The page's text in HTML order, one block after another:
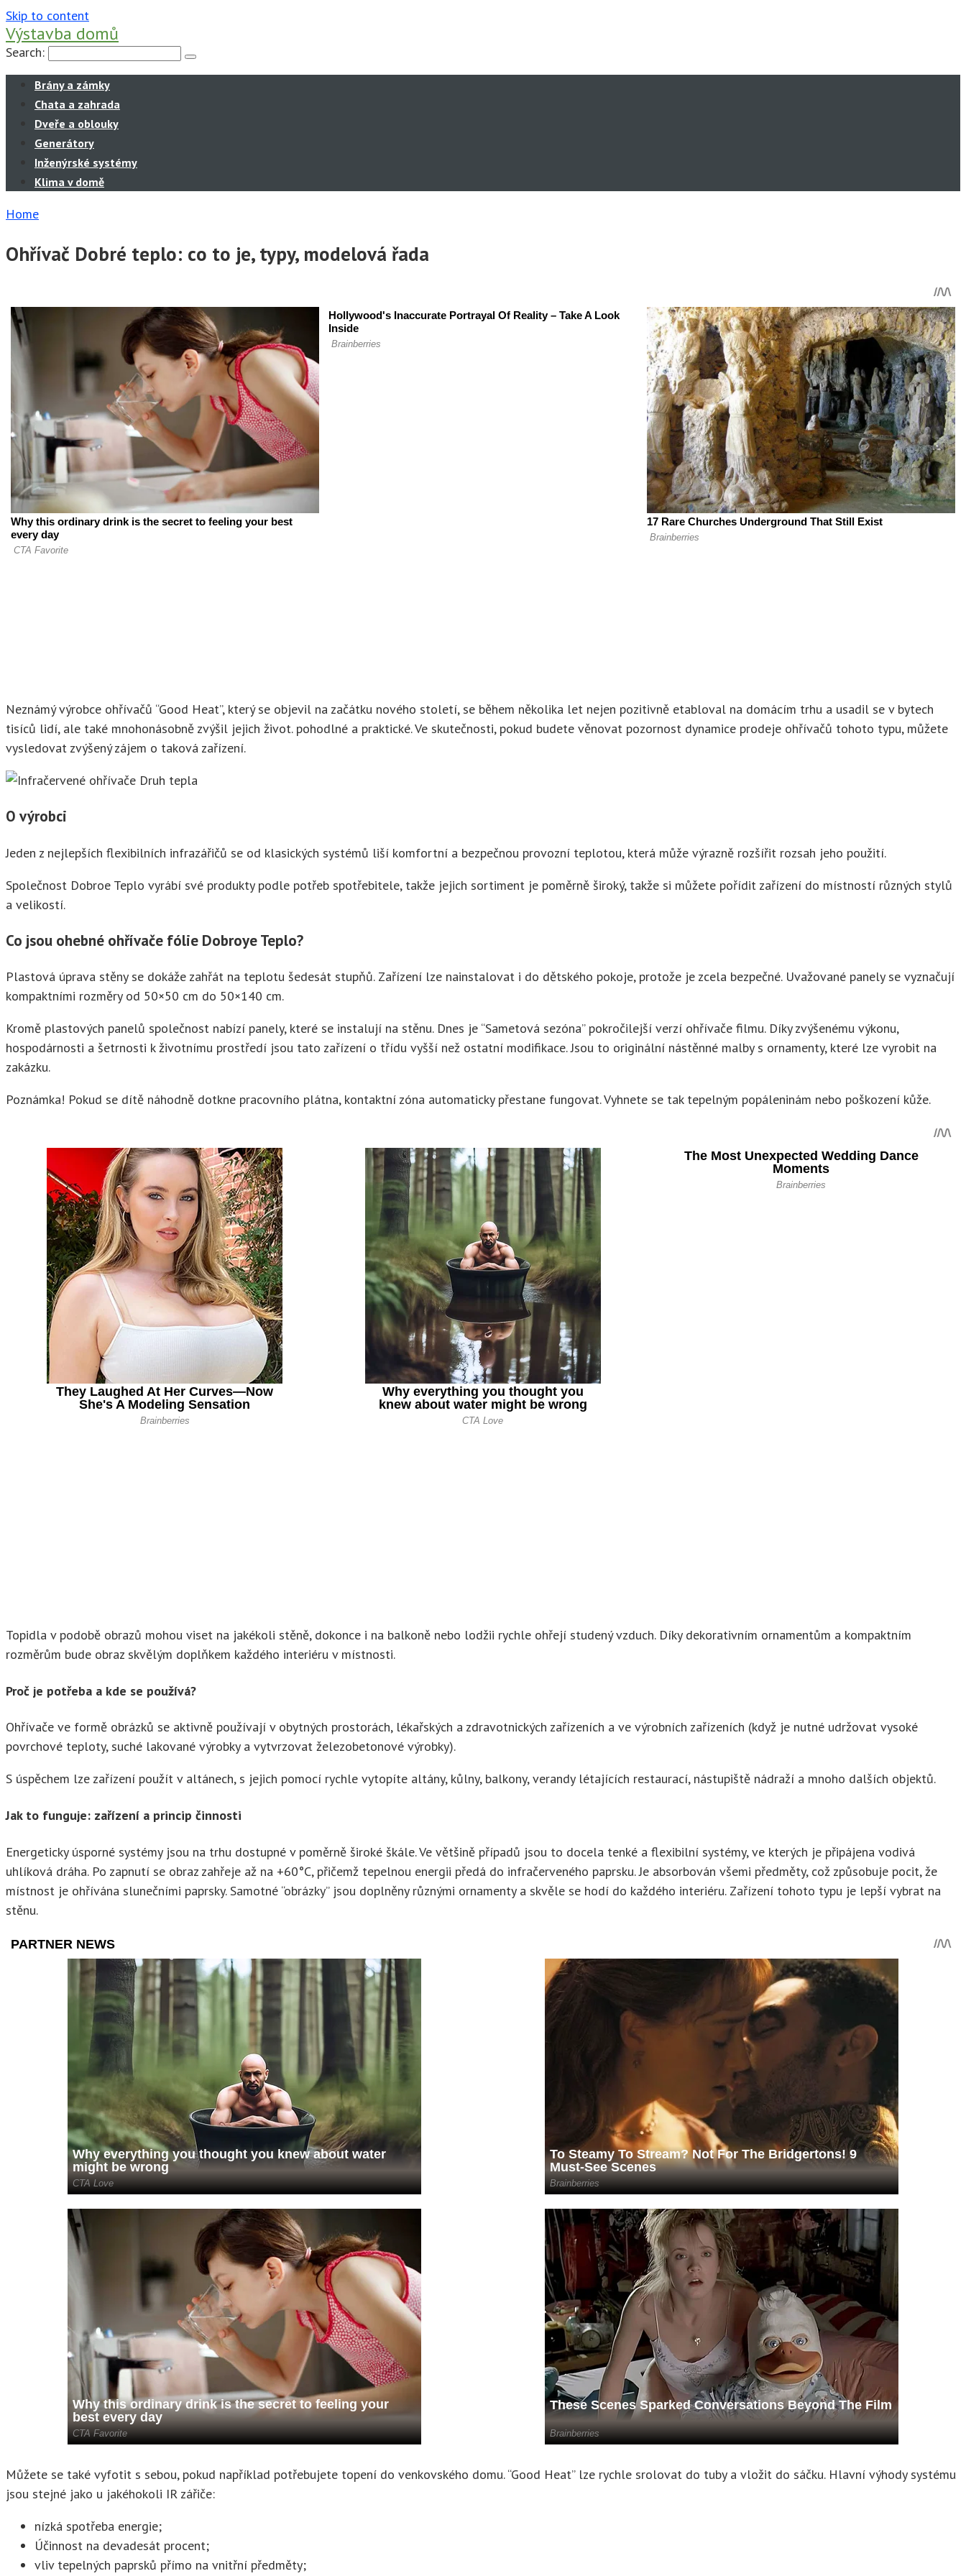
Skip to content
Výstavba domů
Search:
Brány a zámky
Chata a zahrada
Dveře a oblouky
Generátory
Inženýrské systémy
Klima v domě
Home
Ohřívač Dobré teplo: co to je, typy, modelová řada
Neznámý výrobce ohřívačů “Good Heat”, který se objevil na začátku nového století, se během několika let nejen pozitivně etabloval na domácím trhu a usadil se v bytech
tisíců lidí, ale také mnohonásobně zvýšil jejich život. pohodlné a praktické. Ve skutečnosti, pokud budete věnovat pozornost dynamice prodeje ohřívačů tohoto typu, můžete
vysledovat zvýšený zájem o taková zařízení.
O výrobci
Jeden z nejlepších flexibilních infrazářičů se od klasických systémů liší komfortní a bezpečnou provozní teplotou, která může výrazně rozšířit rozsah jeho použití.
Společnost Dobroe Teplo vyrábí své produkty podle potřeb spotřebitele, takže jejich sortiment je poměrně široký, takže si můžete pořídit zařízení do místností různých stylů
a velikostí.
Co jsou ohebné ohřívače fólie Dobroye Teplo?
Plastová úprava stěny se dokáže zahřát na teplotu šedesát stupňů. Zařízení lze nainstalovat i do dětského pokoje, protože je zcela bezpečné. Uvažované panely se vyznačují
kompaktními rozměry od 50×50 cm do 50×140 cm.
Kromě plastových panelů společnost nabízí panely, které se instalují na stěnu. Dnes je “Sametová sezóna” pokročilejší verzí ohřívače filmu. Díky zvýšenému výkonu,
hospodárnosti a šetrnosti k životnímu prostředí jsou tato zařízení o třídu vyšší než ostatní modifikace. Jsou to originální nástěnné malby s ornamenty, které lze vyrobit na
zakázku.
Poznámka! Pokud se dítě náhodně dotkne pracovního plátna, kontaktní zóna automaticky přestane fungovat. Vyhnete se tak tepelným popáleninám nebo poškození kůže.
Topidla v podobě obrazů mohou viset na jakékoli stěně, dokonce i na balkoně nebo lodžii rychle ohřejí studený vzduch. Díky dekorativním ornamentům a kompaktním
rozměrům bude obraz skvělým doplňkem každého interiéru v místnosti.
Proč je potřeba a kde se používá?
Ohřívače ve formě obrázků se aktivně používají v obytných prostorách, lékařských a zdravotnických zařízeních a ve výrobních zařízeních (když je nutné udržovat vysoké
povrchové teploty, suché lakované výrobky a vytvrzovat železobetonové výrobky).
S úspěchem lze zařízení použít v altánech, s jejich pomocí rychle vytopíte altány, kůlny, balkony, verandy létajících restaurací, nástupiště nádraží a mnoho dalších objektů.
Jak to funguje: zařízení a princip činnosti
Energeticky úsporné systémy jsou na trhu dostupné v poměrně široké škále. Ve většině případů jsou to docela tenké a flexibilní systémy, ve kterých je připájena vodivá
uhlíková dráha. Po zapnutí se obraz zahřeje až na +60°C, přičemž tepelnou energii předá do infračerveného paprsku. Je absorbován všemi předměty, což způsobuje pocit, že
místnost je ohřívána slunečními paprsky. Samotné “obrázky” jsou doplněny různými ornamenty a skvěle se hodí do každého interiéru. Zařízení tohoto typu je lepší vybrat na
stěnu.
Můžete se také vyfotit s sebou, pokud například potřebujete topení do venkovského domu. “Good Heat” lze rychle srolovat do tuby a vložit do sáčku. Hlavní výhody systému
jsou stejné jako u jakéhokoli IR zářiče:
nízká spotřeba energie;
Účinnost na devadesát procent;
vliv tepelných paprsků přímo na vnitřní předměty;